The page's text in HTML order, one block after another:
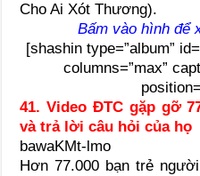
Cho Ai Xót Thương).
Bấm vào hình để
[shashin type=”album”
columns=”max”
41. Video ĐTC gặp gỡ
và trả lời câu hỏi của họ
bawaKMt-lmo
Hơn 77.000 bạn trẻ